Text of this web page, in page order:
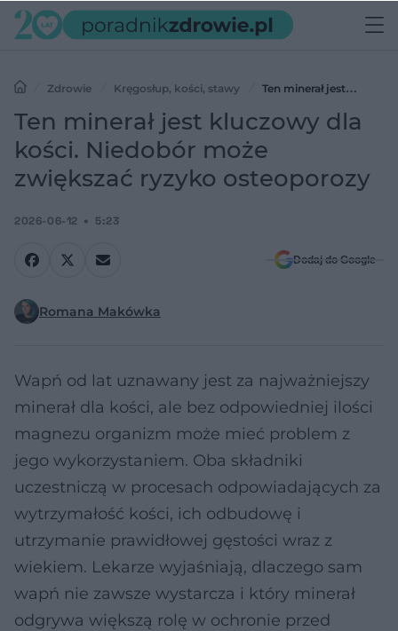
Zdrowie Kręgosłup, kości, stawy
Ten minerał jest
kluczowy dla kości. Niedobór może zwiększać ryzyko osteoporozy
Ten minerał jest kluczowy dla
kości. Niedobór może
zwiększać ryzyko osteoporozy
2026-06-12 5:23
Dodaj do Google
Romana Makówka
Wapń od lat uznawany jest za najważniejszy
minerał dla kości, ale bez odpowiedniej ilości
magnezu organizm może mieć problem z
jego wykorzystaniem. Oba składniki
uczestniczą w procesach odpowiadających za
wytrzymałość kości, ich odbudowę i
utrzymanie prawidłowej gęstości wraz z
wiekiem. Lekarze wyjaśniają, dlaczego sam
wapń nie zawsze wystarcza i który minerał
odgrywa większą rolę w ochronie przed